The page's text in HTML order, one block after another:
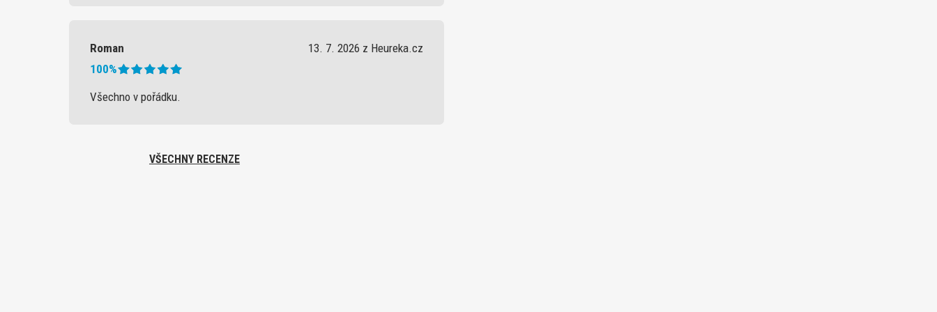
Roman
13. 7. 2026 z Heureka.cz
100%
Všechno v pořádku.
VŠECHNY RECENZE